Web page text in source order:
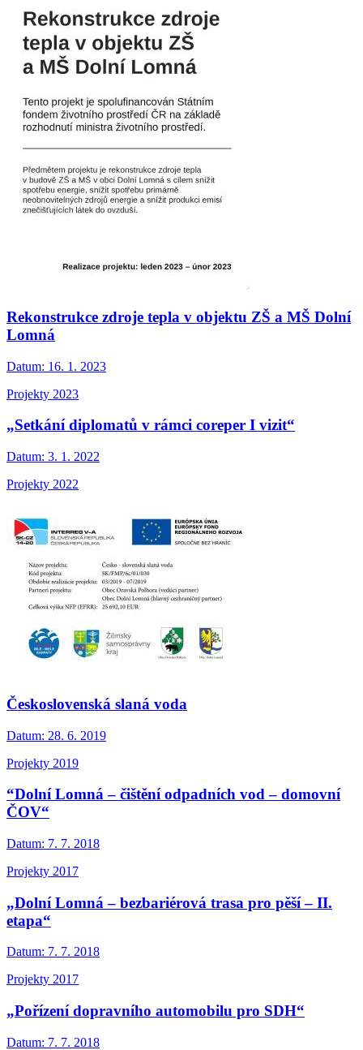
Rekonstrukce zdroje tepla v objektu ZŠ a MŠ Dolní
Lomná
Datum: 16. 1. 2023
Projekty 2023
„Setkání diplomatů v rámci coreper I vizit“
Datum: 3. 1. 2022
Projekty 2022
Československá slaná voda
Datum: 28. 6. 2019
Projekty 2019
“Dolní Lomná – čištění odpadních vod – domovní
ČOV“
Datum: 7. 7. 2018
Projekty 2017
„Dolní Lomná – bezbariérová trasa pro pěší – II.
etapa“
Datum: 7. 7. 2018
Projekty 2017
„Pořízení dopravního automobilu pro SDH“
Datum: 7. 7. 2018